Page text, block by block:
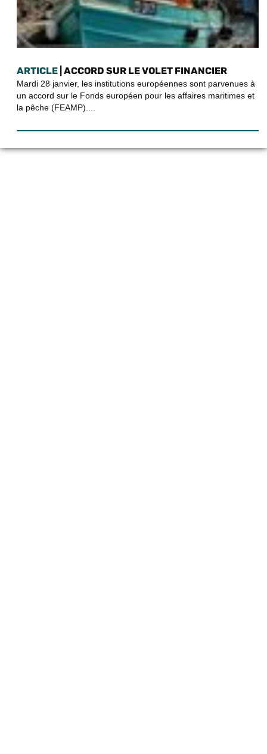
ARTICLE | ACCORD SUR LE VOLET FINANCIER
Mardi 28 janvier, les institutions européennes sont parvenues à
un accord sur le Fonds européen pour les affaires maritimes et
la pêche (FEAMP)....